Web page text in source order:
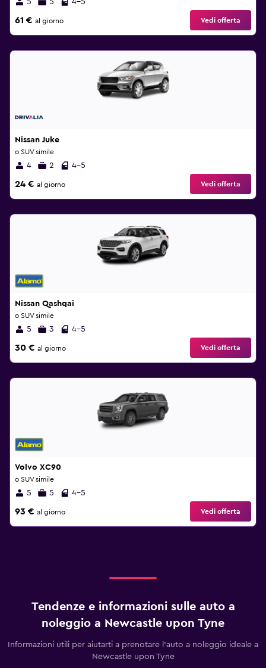
5 5 4-5
61 € al giorno Vedi offerta
Nissan Juke
o SUV simile
4 2 4-5
24 € al giorno Vedi offerta
Nissan Qashqai
o SUV simile
5 3 4-5
30 € al giorno Vedi offerta
Volvo XC90
o SUV simile
5 5 4-5
93 € al giorno Vedi offerta
Tendenze e informazioni sulle auto a
noleggio a Newcastle upon Tyne
Informazioni utili per aiutarti a prenotare l'auto a noleggio ideale a
Newcastle upon Tyne